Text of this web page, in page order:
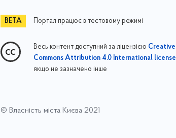
Портал працює в тестовому режимі
Весь контент доступний за ліцензією Creative
Commons Attribution 4.0 International license
якщо не зазначено інше
© Власність міста Києва 2021